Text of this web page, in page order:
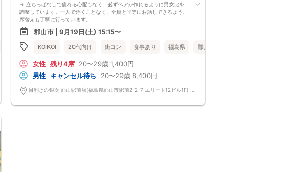
食事あり 福島県 郡山市
→ 立ちっぱなしで疲れる心配もなく、必ずペアが作れるように男女比を
調整しています。一人で浮くことなく、全員と平等にお話しできるよう、
席替えも丁寧に行っています。
会話を盛り上げるプロフィールシート！
→ 趣味や好みからスムーズに会話がスタート！「何を話そう…」と悩むこ
となく、共通の話題で盛り上がれます。
自然なつながりをサポートするマッチングゲーム開催！
るように返却されるので安心です。
■最少催行人数
男女2対2
■中止判断タイミング
前日20時、または開催6時間前の時点で最少開催人数に満たない場合
郡山市 | 9月19日(土) 15:15〜
KOIKOI 20代向け 街コン 食事あり 福島県 郡山市
女性 残り4席 20〜29歳 1,400円
男性 キャンセル待ち 20〜29歳 8,400円